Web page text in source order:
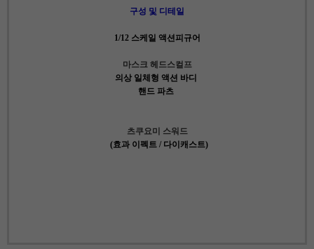
구성 및 디테일
1/12 스케일 액션피규어
마스크 헤드스컬프
의상 일체형 액션 바디
핸드 파츠
츠쿠요미 스워드
(효과 이펙트 / 다이캐스트)